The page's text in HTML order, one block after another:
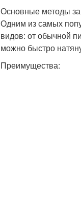
Основные методы
Одним из самых
видов: от обычной
можно быстро
Преимущества: